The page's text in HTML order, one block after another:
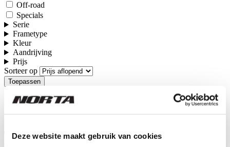
Deze website maakt gebruik van cookies
Off-road
Specials
Serie
Frametype
Kleur
Aandrijving
Prijs
Sorteer op
De Norta fietsen